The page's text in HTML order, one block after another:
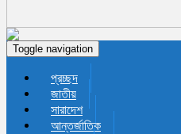
Toggle navigation
প্রচ্ছদ
জাতীয়
সারাদেশ
আন্তর্জাতিক